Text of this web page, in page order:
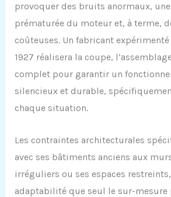
provoquer des bruits anormaux,
prématurée du moteur et, à terme,
coûteuses. Un fabricant
1927 réalisera la coupe,
complet pour garantir un
silencieux et durable,
chaque situation.
Les contraintes architecturales
avec ses bâtiments anciens aux
irréguliers ou ses espaces
adaptabilité que seul le sur-mesure